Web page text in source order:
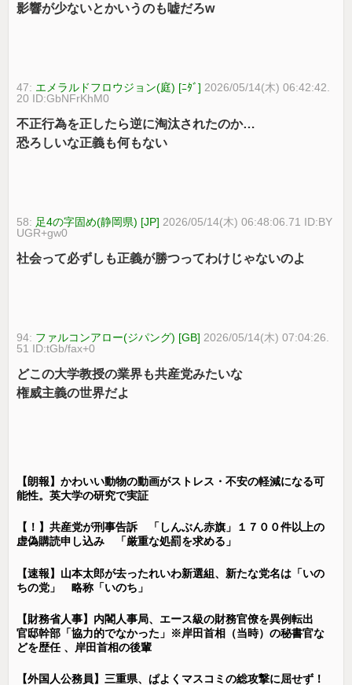
影響が少ないとかいうのも嘘だろw
47: エメラルドフロウジョン(庭) [ﾆﾀﾞ] 2026/05/14(木) 06:42:42.
20 ID:GbNFrKhM0
不正行為を正したら逆に淘汰されたのか…
恐ろしいな正義も何もない
58: 足4の字固め(静岡県) [JP] 2026/05/14(木) 06:48:06.71 ID:BY
UGR+gw0
社会って必ずしも正義が勝つってわけじゃないのよ
94: ファルコンアロー(ジパング) [GB] 2026/05/14(木) 07:04:26.
51 ID:tGb/fax+0
どこの大学教授の業界も共産党みたいな
権威主義の世界だよ
【朗報】かわいい動物の動画がストレス・不安の軽減になる可
能性。英大学の研究で実証
【！】共産党が刑事告訴 「しんぶん赤旗」１７００件以上の
虚偽購読申し込み 「厳重な処罰を求める」
【速報】山本太郎が去ったれいわ新選組、新たな党名は「いの
ちの党」 略称「いのち」
【財務省人事】内閣人事局、エース級の財務官僚を異例転出
官邸幹部「協力的でなかった」※岸田首相（当時）の秘書官な
どを歴任 、岸田首相の後輩
【外国人公務員】三重県、ぱよくマスコミの総攻撃に屈せず！